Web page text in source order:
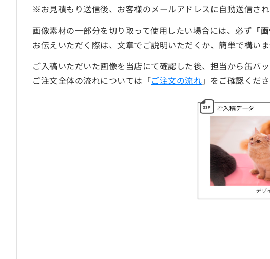
※お見積もり送信後、お客様のメールアドレスに自動送信さ
画像素材の一部分を切り取って使用したい場合には、必ず 「
お伝えいただく際は、文章でご説明いただくか、簡単で構い
ご入稿いただいた画像を当店にて確認した後、担当から缶バ
ご注文全体の流れについては「ご注文の流れ」をご確認くださ